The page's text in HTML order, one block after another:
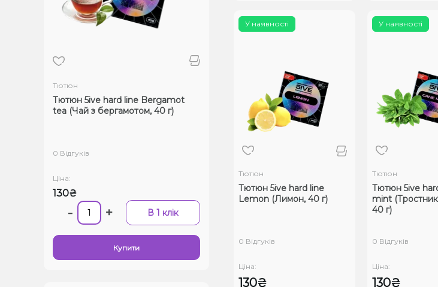
Тютюн
Тютюн 5ive hard line Bergamot
tea (Чай з бергамотом, 40 г)
0 Відгуків
Ціна:
130₴
- + В 1 клік
Купити
У наявності
Тютюн
Тютюн 5ive hard line
Lemon (Лимон, 40 г)
0 Відгуків
Ціна:
130₴
У наявності
Тютюн
Тютюн 5ive
mint
40 г)
0 Відгуків
Ціна:
130₴